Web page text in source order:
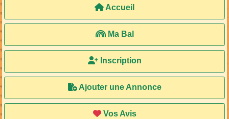
Accueil
Ma Bal
Inscription
Ajouter une Annonce
Vos Avis